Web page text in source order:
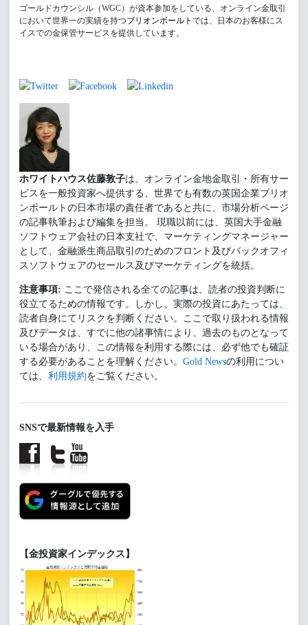
ゴールドカウンシル（WGC）が資本参加をしている、オンライン金取引
において世界一の実績を持つブリオンボールト では、日本のお客様にス
イスでの金保管サービスを提供しています。
ホワイトハウス佐藤敦子は、オンライン金地金取引・所有サー
ビスを一般投資家へ提供する、世界でも有数の英国企業ブリオ
ンボールトの日本市場の責任者であると共に、市場分析ページ
の記事執筆および編集を担当。 現職以前には、英国大手金融
ソフトウェア会社の日本支社で、マーケティングマネージャー
として、金融派生商品取引のためのフロント及びバックオフィ
スソフトウェアのセールス及びマーケティングを統括。
注意事項: ここで発信される全ての記事は、読者の投資判断に
役立てるための情報です。しかし、実際の投資にあたっては、
読者自身にてリスクを判断ください。ここで取り扱われる情報
及びデータは、すでに他の諸事情により、過去のものとなって
いる場合があり、この情報を利用する際には、必ず他でも確証
する必要があることを理解ください。 Gold Newsの利用につい
ては、 利用規約をご覧ください。
SNSで最新情報を入手
【金投資家インデックス】